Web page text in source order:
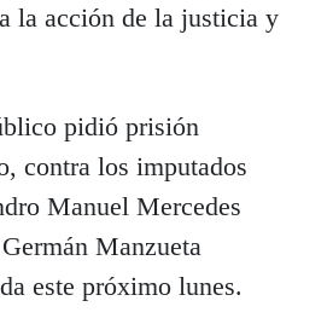
la acción de la justicia y
pidió prisión
contra los imputados
Manuel Mercedes
Manzueta
este próximo lunes.